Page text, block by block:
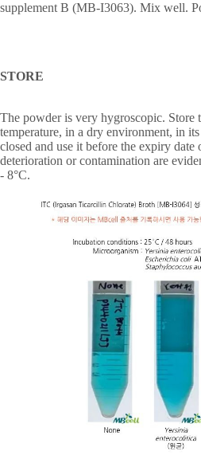
supplement B (MB-I3063). Mix well.
STORE
The powder is very hygroscopic. Store
temperature, in a dry environment, in
closed and use it before the expiry
deterioration or contamination are
- 8°C.